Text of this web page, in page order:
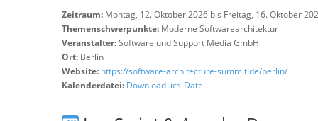
Zeitraum: Montag, 12. Oktober 2026 bis Freitag, 16. Oktober
Themenschwerpunkte: Moderne Softwarearchitektur
Veranstalter:Software und Support Media GmbH
Ort: Berlin
Website: https://software-architecture-summit.de/berlin/
Kalenderdatei: Download .ics-Datei